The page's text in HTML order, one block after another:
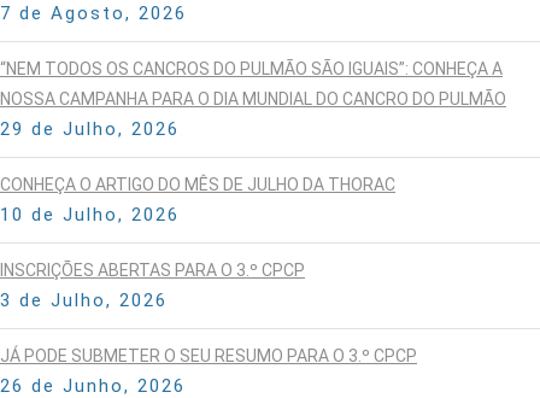
7 de Agosto, 2026
“NEM TODOS OS CANCROS DO PULMÃO SÃO IGUAIS”: CONHEÇA A
NOSSA CAMPANHA PARA O DIA MUNDIAL DO CANCRO DO PULMÃO
29 de Julho, 2026
CONHEÇA O ARTIGO DO MÊS DE JULHO DA THORAC
10 de Julho, 2026
INSCRIÇÕES ABERTAS PARA O 3.º CPCP
3 de Julho, 2026
JÁ PODE SUBMETER O SEU RESUMO PARA O 3.º CPCP
26 de Junho, 2026